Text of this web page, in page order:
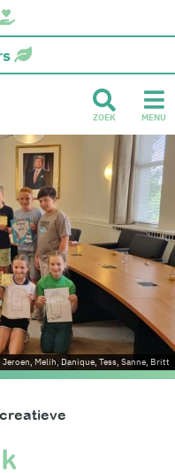
ZOEK MENU
Melih, Danique, Tess, Sanne, Britt